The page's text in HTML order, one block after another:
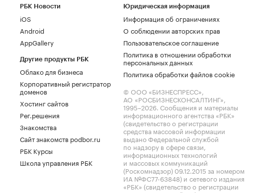
РБК Новости
iOS
Android
AppGallery
Другие продукты РБК
Облако для бизнеса
Корпоративный регистратор
доменов
Хостинг сайтов
Рег.решения
Знакомства
Сайт знакомств podbor.ru
РБК Курсы
Школа управления РБК
Юридическая информация
Информация об ограничениях
О соблюдении авторских прав
Пользовательское соглашение
Политика в отношении обработки
персональных данных
Политика обработки файлов cookie
© ООО «БИЗНЕСПРЕСС»,
АО «РОСБИЗНЕСКОНСАЛТИНГ»,
1995–2026. Сообщения и материалы
информационного агентства «РБК»
(свидетельство о регистрации
средства массовой информации
выдано Федеральной службой
по надзору в сфере связи,
информационных технологий
и массовых коммуникаций
(Роскомнадзор) 09.12.2015 за номером
ИА №ФС77-63848) и сетевого издания
«РБК» (свидетельство о регистрации